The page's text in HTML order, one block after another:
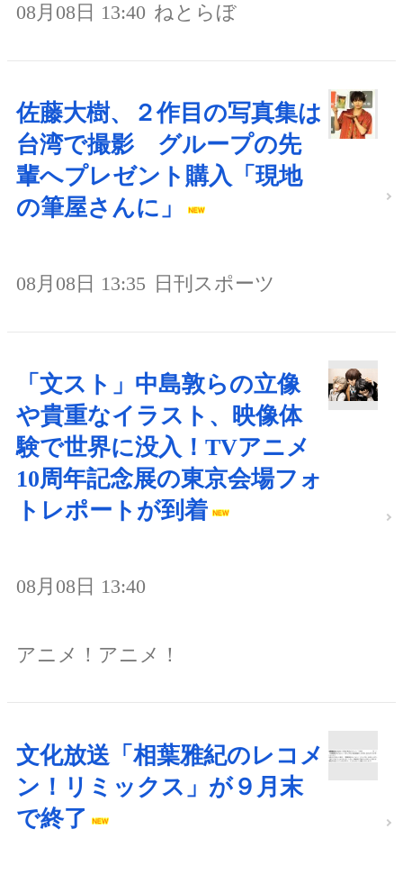
08月08日 13:40 ねとらぼ
佐藤大樹、２作目の写真集は
台湾で撮影 グループの先
輩へプレゼント購入「現地
の筆屋さんに」
08月08日 13:35 日刊スポーツ
「文スト」中島敦らの立像
や貴重なイラスト、映像体
験で世界に没入！TVアニメ
10周年記念展の東京会場フォ
トレポートが到着
08月08日 13:40
アニメ！アニメ！
文化放送「相葉雅紀のレコメ
ン！リミックス」が９月末
で終了